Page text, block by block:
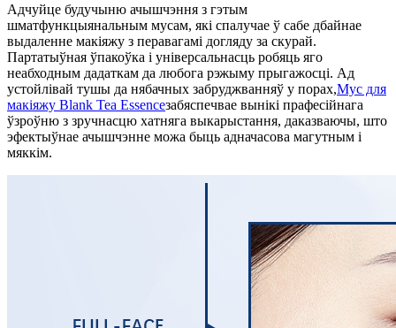
Адчуйце будучыню ачышчэння з гэтым
шматфункцыянальным мусам, які спалучае ў сабе дбайнае
выдаленне макіяжу з перавагамі догляду за скурай.
Партатыўная ўпакоўка і універсальнасць робяць яго
неабходным дадаткам да любога рэжыму прыгажосці. Ад
устойлівай тушы да нябачных забруджванняў у порах,Мус для
макіяжу Blank Tea Essenceзабяспечвае вынікі прафесійнага
ўзроўню з зручнасцю хатняга выкарыстання, даказваючы, што
эфектыўнае ачышчэнне можа быць адначасова магутным і
мяккім.